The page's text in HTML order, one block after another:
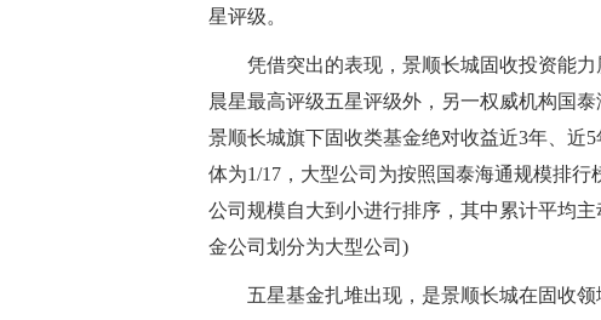
星评级。
凭借突出的表现，景顺长城固收投资能
晨星最高评级五星评级外，另一权威机构国
景顺长城旗下固收类基金绝对收益近3年、近
体为1/17，大型公司为按照国泰海通规模排
公司规模自大到小进行排序，其中累计平均
金公司划分为大型公司)
五星基金扎堆出现，是景顺长城在固收